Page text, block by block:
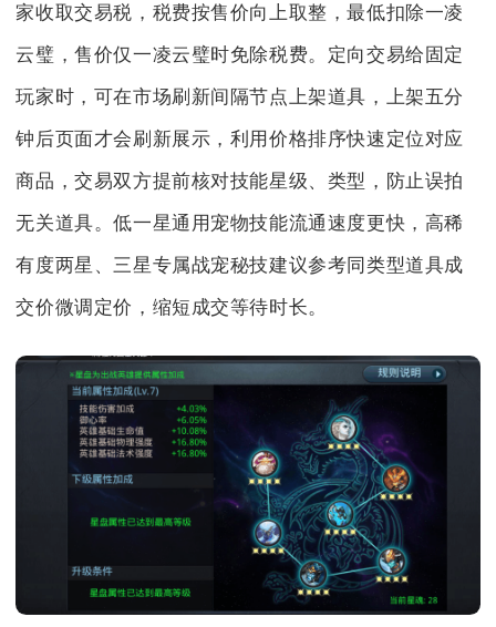
家收取交易税，税费按售价向上取整，最低扣除一凌
云璧，售价仅一凌云璧时免除税费。定向交易给固定
玩家时，可在市场刷新间隔节点上架道具，上架五分
钟后页面才会刷新展示，利用价格排序快速定位对应
商品，交易双方提前核对技能星级、类型，防止误拍
无关道具。低一星通用宠物技能流通速度更快，高稀
有度两星、三星专属战宠秘技建议参考同类型道具成
交价微调定价，缩短成交等待时长。